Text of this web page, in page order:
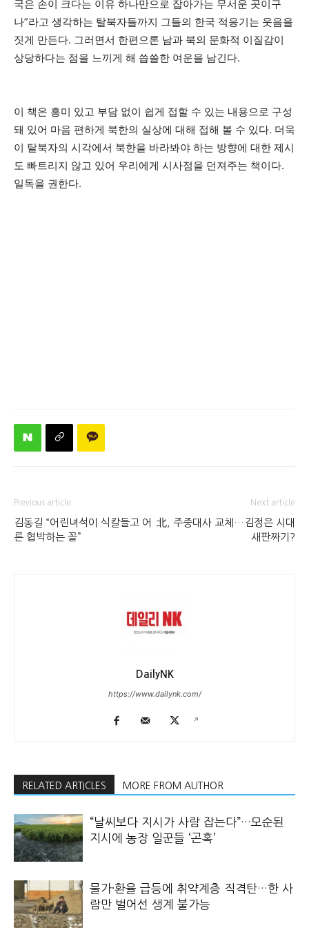
국은 손이 크다는 이유 하나만으로 잡아가는 무서운 곳이구
나”라고 생각하는 탈북자들까지 그들의 한국 적응기는 웃음을
짓게 만든다. 그러면서 한편으론 남과 북의 문화적 이질감이
상당하다는 점을 느끼게 해 씁쓸한 여운을 남긴다.
이 책은 흥미 있고 부담 없이 쉽게 접할 수 있는 내용으로 구성
돼 있어 마음 편하게 북한의 실상에 대해 접해 볼 수 있다. 더욱
이 탈북자의 시각에서 북한을 바라봐야 하는 방향에 대한 제시
도 빠트리지 않고 있어 우리에게 시사점을 던져주는 책이다.
일독을 권한다.
Previous article
김동길 “어린녀석이 식칼들고 어
른 협박하는 꼴”
Next article
北, 주중대사 교체…김정은 시대
새판짜기?
DailyNK
https://www.dailynk.com/
RELATED ARTICLES MORE FROM AUTHOR
“날씨보다 지시가 사람 잡는다”…모순된
지시에 농장 일꾼들 ‘곤혹’
물가·환율 급등에 취약계층 직격탄…한 사
람만 벌어선 생계 불가능